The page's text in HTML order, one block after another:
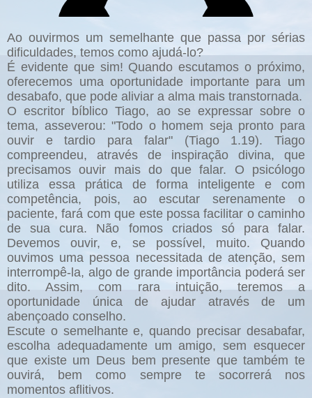
Ao ouvirmos um semelhante que passa por sérias
dificuldades, temos como ajudá-lo?
É evidente que sim! Quando escutamos o próximo,
oferecemos uma oportunidade importante para um
desabafo, que pode aliviar a alma mais transtornada.
O escritor bíblico Tiago, ao se expressar sobre o
tema, asseverou: "Todo o homem seja pronto para
ouvir e tardio para falar" (Tiago 1.19). Tiago
compreendeu, através de inspiração divina, que
precisamos ouvir mais do que falar. O psicólogo
utiliza essa prática de forma inteligente e com
competência, pois, ao escutar serenamente o
paciente, fará com que este possa facilitar o caminho
de sua cura. Não fomos criados só para falar.
Devemos ouvir, e, se possível, muito. Quando
ouvimos uma pessoa necessitada de atenção, sem
interrompê-la, algo de grande importância poderá ser
dito. Assim, com rara intuição, teremos a
oportunidade única de ajudar através de um
abençoado conselho.
Escute o semelhante e, quando precisar desabafar,
escolha adequadamente um amigo, sem esquecer
que existe um Deus bem presente que também te
ouvirá, bem como sempre te socorrerá nos
momentos aflitivos.